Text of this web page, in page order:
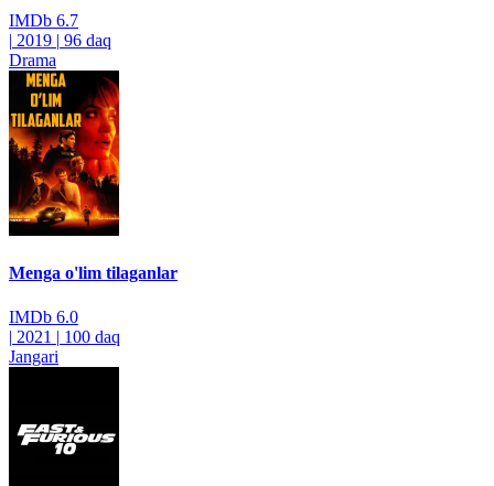
IMDb 6.7
| 2019 | 96 daq
Drama
Menga o'lim tilaganlar
IMDb 6.0
| 2021 | 100 daq
Jangari